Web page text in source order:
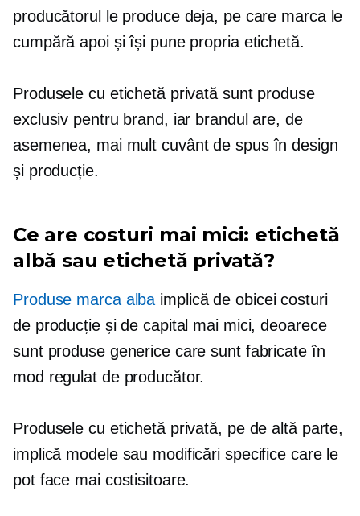
producătorul le produce deja, pe care marca le
cumpără apoi și își pune propria etichetă.
Produsele cu etichetă privată sunt produse
exclusiv pentru brand, iar brandul are, de
asemenea, mai mult cuvânt de spus în design
și producție.
Ce are costuri mai mici: etichetă
albă sau etichetă privată?
Produse marca alba implică de obicei costuri
de producție și de capital mai mici, deoarece
sunt produse generice care sunt fabricate în
mod regulat de producător.
Produsele cu etichetă privată, pe de altă parte,
implică modele sau modificări specifice care le
pot face mai costisitoare.